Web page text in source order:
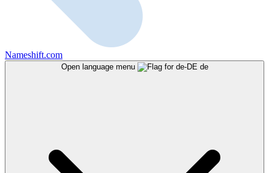
Nameshift.com
Open language menu de